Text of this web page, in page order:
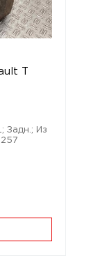
T
Задн.; Из